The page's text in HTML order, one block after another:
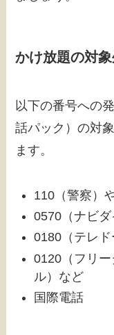
かけ放題の対
以下の番号への
話パック）の対
ます。
110（警察）
0570（ナビダ
0180（テレド
0120（フリ
ル）など
国際電話